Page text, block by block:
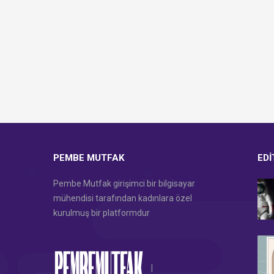
PEMBE MUTFAK
Pembe Mutfak girişimci bir bilgisayar
mühendisi tarafından kadınlara özel
kurulmuş bir platformdur
|